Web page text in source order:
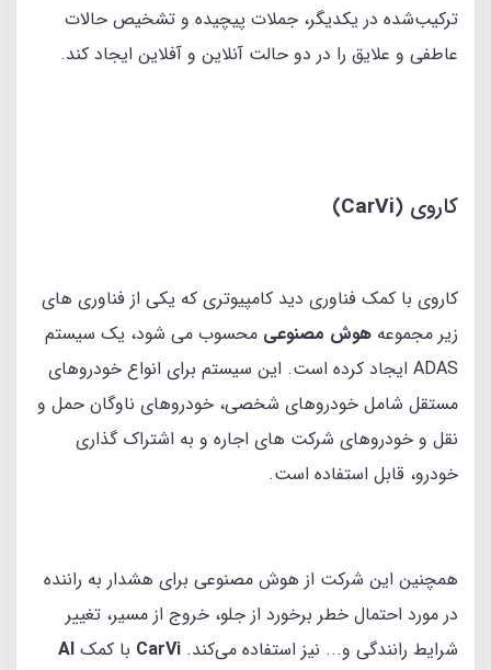
ترکیب‌شده در یکدیگر، جملات پیچیده و تشخیص حالات
عاطفی و علایق را در دو حالت آنلاین و آفلاین ایجاد کند.
کاروی (CarVi
)
کاروی با کمک فناوری دید کامپیوتری که یکی از فناوری‌ های
زیر مجموعه هوش مصنوعی محسوب می‌ شود، یک سیستم
ADAS ایجاد کرده است. این‌ سیستم برای انواع خودروهای
مستقل شامل خودروهای شخصی، خودروهای ناوگان حمل‌ و
نقل و خودروهای شرکت‌ های اجاره و به‌ اشتراک‌ گذاری
خودرو، قابل استفاده است.
همچنین این شرکت از هوش مصنوعی برای هشدار به راننده
در مورد احتمال خطر برخورد از جلو، خروج از مسیر، تغییر
شرایط رانندگی و... نیز استفاده می‌کند. CarVi با کمک AI